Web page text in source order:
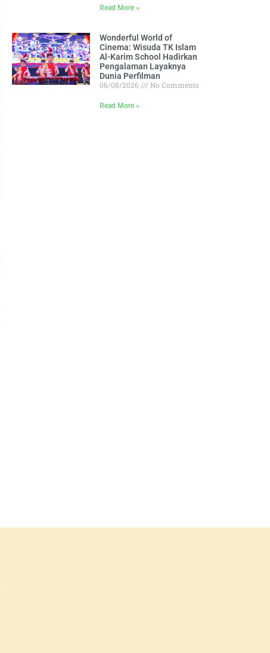
Read More »
Wonderful World of
Cinema: Wisuda TK Islam
Al-Karim School Hadirkan
Pengalaman Layaknya
Dunia Perfilman
06/08/2026
No Comments
Read More »